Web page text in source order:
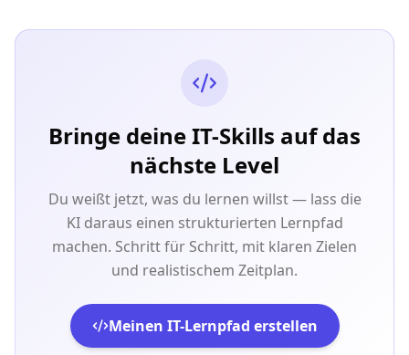
Bringe deine IT-Skills auf das
nächste Level
Du weißt jetzt, was du lernen willst — lass die
KI daraus einen strukturierten Lernpfad
machen. Schritt für Schritt, mit klaren Zielen
und realistischem Zeitplan.
Meinen IT-Lernpfad erstellen